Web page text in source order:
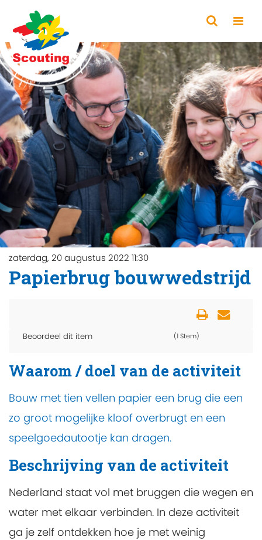
zaterdag, 20 augustus 2022 11:30
Papierbrug bouwwedstrijd
Beoordeel dit item (1 Stem)
Waarom / doel van de activiteit
Bouw met tien vellen papier een brug die een
zo groot mogelijke kloof overbrugt en een
speelgoedautootje kan dragen.
Beschrijving van de activiteit
Nederland staat vol met bruggen die wegen en
water met elkaar verbinden. In deze activiteit
ga je zelf ontdekken hoe je met weinig